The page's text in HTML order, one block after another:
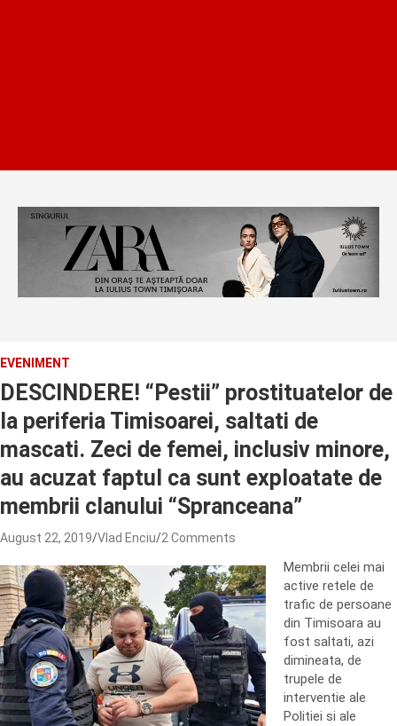
EVENIMENT
DESCINDERE! “Pestii” prostituatelor de
la periferia Timisoarei, saltati de
mascati. Zeci de femei, inclusiv minore,
au acuzat faptul ca sunt exploatate de
membrii clanului “Spranceana”
August 22, 2019 Vlad Enciu 2 Comments
Membrii celei mai
active retele de
trafic de persoane
din Timisoara au
fost saltati, azi
dimineata, de
trupele de
interventie ale
Politiei si ale